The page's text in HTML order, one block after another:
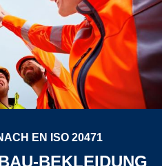
EN ISO 20471
BEKLEIDUNG N